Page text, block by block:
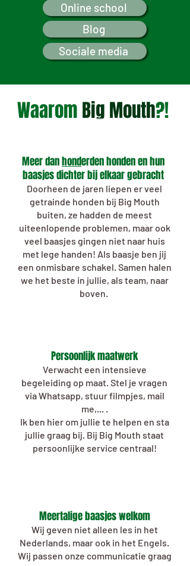
Online school
Blog
Sociale media
Waarom Big Mouth?!
Meer danhonderden honden en hun
baasjes dichter bij elkaar gebracht
Doorheen de jaren liepen er veel
getrainde honden bij Big Mouth
buiten, ze hadden de meest
uiteenlopende problemen, maar ook
veel baasjes gingen niet naar huis
met lege handen! Als baasje ben jij
een onmisbare schakel. Samen halen
we het beste in jullie, als team, naar
boven.
Persoonlijk maatwerk
Verwacht een intensieve
begeleiding op maat. Stel je vragen
via Whatsapp, stuur filmpjes, mail
me,... .
Ik ben hier om jullie te helpen en sta
jullie graag bij. Bij Big Mouth staat
persoonlijke service centraal!
Meertalige baasjes welkom
Wij geven niet alleen les in het
Nederlands, maar ook in het Engels.
Wij passen onze communicatie graag